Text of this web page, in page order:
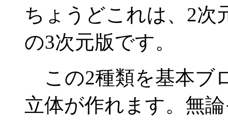
ちょうどこれは、2次
の3次元版です。
この2種類を基本ブ
立体が作れます。無